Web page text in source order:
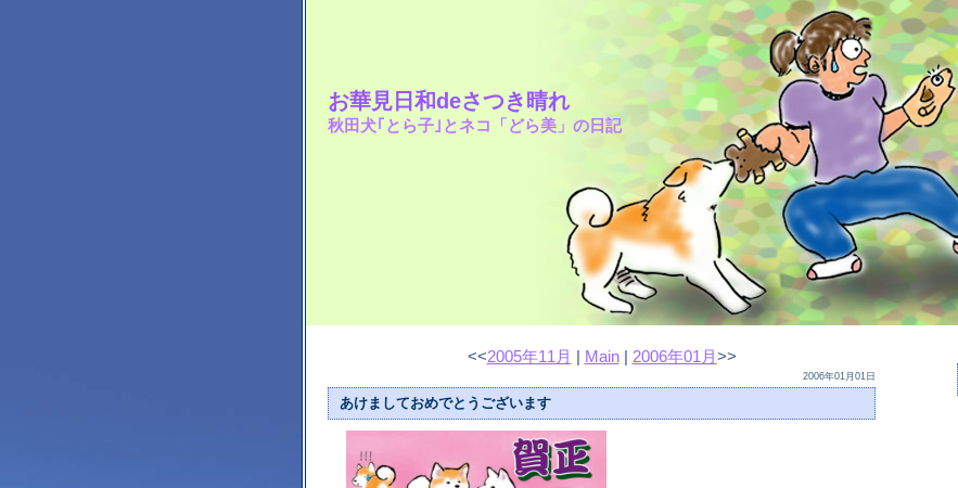
お華見日和deさつき晴れ
秋田犬｢とら子｣とネコ「どら美」の日記
<<2005年11月 | Main| 2006年01月>>
2006年01月01日
あけましておめでとうございます